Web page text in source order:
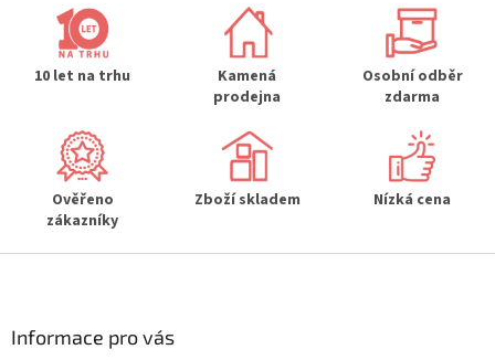
d
c
í
p
v
k
y
v
10 let na trhu
Kamená
prodejna
Osobní odběr
zdarma
Ověřeno
zákazníky
Zboží skladem Nízká cena
Informace pro vás